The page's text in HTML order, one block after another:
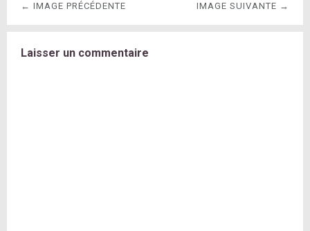
← IMAGE PRÉCÉDENTE IMAGE SUIVANTE →
Laisser un commentaire